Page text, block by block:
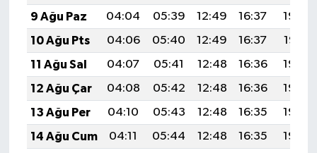
9 Ağu Paz
04:04 05:39 12:49 16:37
19:48
10 Ağu Pts
04:06 05:40 12:49 16:37
19:47
11 Ağu Sal
04:07 05:41 12:48 16:36
19:46
12 Ağu Çar
04:08 05:42 12:48 16:36
19:44
13 Ağu Per
04:10 05:43 12:48 16:35
19:43
14 Ağu Cum
04:11 05:44 12:48 16:35
19:42
UŞAK
YURT